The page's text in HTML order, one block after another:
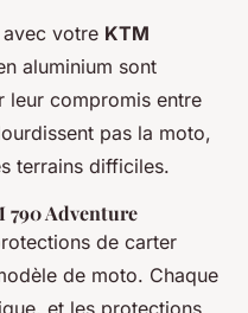
votre KTM
aluminium sont
leur compromis entre
pas la moto,
terrains difficiles.
790 Adventure
de carter
de moto. Chaque
et les protections